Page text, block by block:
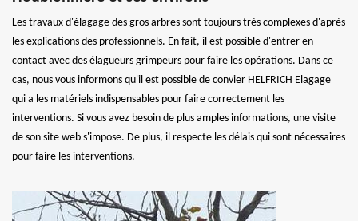
Les travaux d'élagage des gros arbres sont toujours très complexes d'après
les explications des professionnels. En fait, il est possible d'entrer en
contact avec des élagueurs grimpeurs pour faire les opérations. Dans ce
cas, nous vous informons qu'il est possible de convier HELFRICH Elagage
qui a les matériels indispensables pour faire correctement les
interventions. Si vous avez besoin de plus amples informations, une visite
de son site web s'impose. De plus, il respecte les délais qui sont nécessaires
pour faire les interventions.